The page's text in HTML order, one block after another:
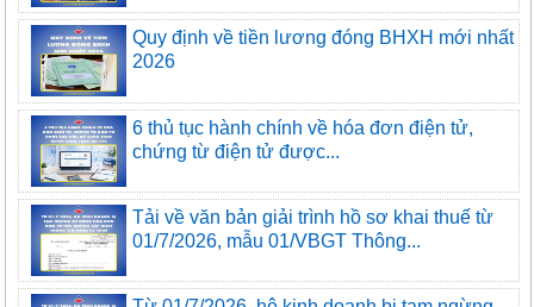
Quy định về tiền lương đóng BHXH mới nhất
2026
6 thủ tục hành chính về hóa đơn điện tử,
chứng từ điện tử được...
Tải về văn bản giải trình hồ sơ khai thuế từ
01/7/2026, mẫu 01/VBGT Thông...